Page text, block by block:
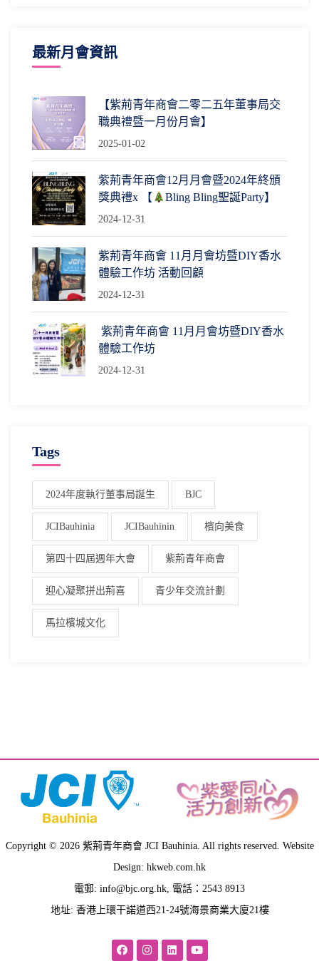
最新月會資訊
【紫荊青年商會二零二五年董事局交
職典禮暨一月份月會】
2025-01-02
紫荊青年商會12月月會暨2024年終頒
獎典禮x 【
Bling Bling聖誕Party】
2024-12-31
紫荊青年商會 11月月會坊暨DIY香水
體驗工作坊 活動回顧
2024-12-31
紫荊青年商會 11月月會坊暨DIY香水
體驗工作坊
2024-12-31
Tags
2024年度執行董事局誕生 BJC
JCIBauhinia JCIBauhinin 檳向美食
第四十四屆週年大會 紫荊青年商會
迎心凝聚拼出荊喜 青少年交流計劃
馬拉檳城文化
Copyright © 2026 紫荊青年商會 JCI Bauhinia. All rights reserved. Website
Design: hkweb.com.hk
電郵: info@bjc.org.hk , 電話：2543 8913
地址: 香港上環干諾道西21-24號海景商業大廈21樓